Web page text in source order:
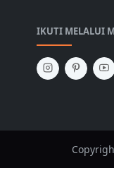
IKUTI MELALUI